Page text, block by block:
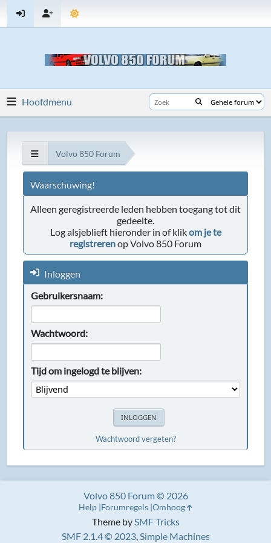
Hoofdmenu
Volvo 850 Forum
Waarschuwing!
Alleen geregistreerde leden hebben toegang tot dit
gedeelte.
Log alsjeblieft hieronder in of klikom je te
registrerenop Volvo 850 Forum
Inloggen
Gebruikersnaam:
Wachtwoord:
Tijd om ingelogd te blijven:
Wachtwoord vergeten?
Theme bySMF Tricks
SMF 2.1.4 © 2023,Simple Machines
Volvo 850 Forum © 2026
Help Forumregels Omhoog